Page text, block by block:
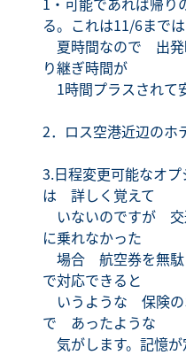
る。これは11/6までは
夏時間なので 出
り継ぎ時間が
1時間プラスされて
2．ロス空港近辺のホ
3.日程変更可能なオ
は 詳しく覚えて
いないのですが 交
に乗れなかった
場合 航空券を無
で対応できると
いうような 保険の
で あったような
気がします。記憶が